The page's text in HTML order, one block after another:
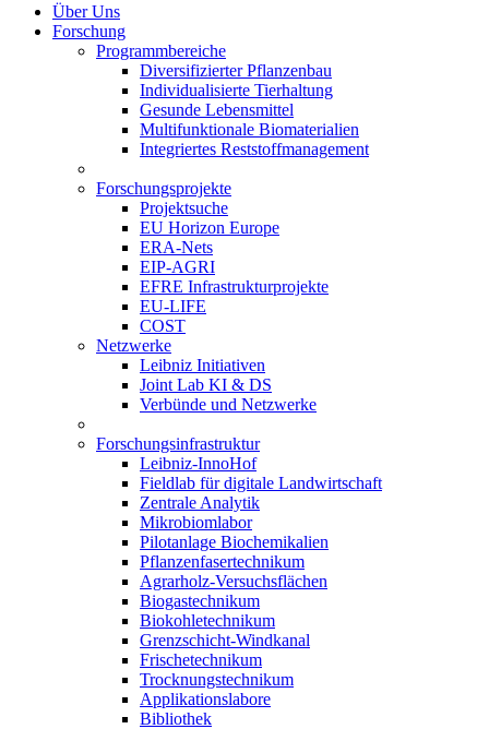
Über Uns
Forschung
Programmbereiche
Diversifizierter Pflanzenbau
Individualisierte Tierhaltung
Gesunde Lebensmittel
Multifunktionale Biomaterialien
Integriertes Reststoffmanagement
Forschungsprojekte
Projektsuche
EU Horizon Europe
ERA-Nets
EIP-AGRI
EFRE Infrastrukturprojekte
EU-LIFE
COST
Netzwerke
Leibniz Initiativen
Joint Lab KI & DS
Verbünde und Netzwerke
Forschungsinfrastruktur
Leibniz-InnoHof
Fieldlab für digitale Landwirtschaft
Zentrale Analytik
Mikrobiomlabor
Pilotanlage Biochemikalien
Pflanzenfasertechnikum
Agrarholz-Versuchsflächen
Biogastechnikum
Biokohletechnikum
Grenzschicht-Windkanal
Frischetechnikum
Trocknungstechnikum
Applikationslabore
Bibliothek